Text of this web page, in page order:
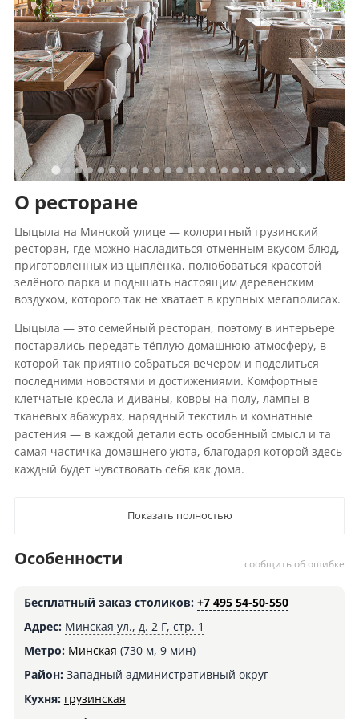
О ресторане
Цыцыла на Минской улице — колоритный грузинский
ресторан, где можно насладиться отменным вкусом блюд,
приготовленных из цыплёнка, полюбоваться красотой
зелёного парка и подышать настоящим деревенским
воздухом, которого так не хватает в крупных мегаполисах.
Цыцыла — это семейный ресторан, поэтому в интерьере
постарались передать тёплую домашнюю атмосферу, в
которой так приятно собраться вечером и поделиться
последними новостями и достижениями. Комфортные
клетчатые кресла и диваны, ковры на полу, лампы в
тканевых абажурах, нарядный текстиль и комнатные
растения — в каждой детали есть особенный смысл и та
самая частичка домашнего уюта, благодаря которой здесь
каждый будет чувствовать себя как дома.
Показать полностью
сообщить об ошибке
Особенности
Бесплатный заказ столиков: +7 495 54-50-550
Адрес: Минская ул., д. 2 Г, стр. 1
Метро: Минская (730 м, 9 мин)
Район:Западный административный округ
Кухня: грузинская